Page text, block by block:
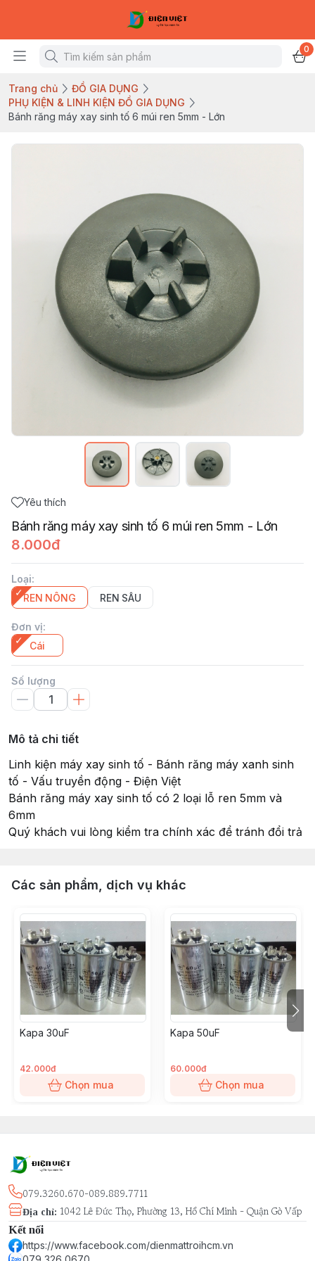
0
Trang chủ
ĐỒ GIA DỤNG
PHỤ KIỆN & LINH KIỆN ĐỒ GIA DỤNG
Bánh răng máy xay sinh tố 6 múi ren 5mm - Lớn
Yêu thích
Bánh răng máy xay sinh tố 6 múi ren 5mm - Lớn
8.000đ
Loại:
REN NÔNG
REN SÂU
Đơn vị:
Cái
Số lượng
Mô tả chi tiết
Linh kiện máy xay sinh tố - Bánh răng máy xanh sinh
tố - Vấu truyền động - Điện Việt
Bánh răng máy xay sinh tố có 2 loại lỗ ren 5mm và
6mm
Quý khách vui lòng kiểm tra chính xác để tránh đổi trả
Các sản phẩm, dịch vụ khác
Kapa 30uF
42.000đ
Chọn mua
Kapa 50uF
60.000đ
Chọn mua
079.3260.670-089.889.7711
Địa chỉ: 1042 Lê Đức Thọ, Phường 13, Hồ Chí Minh - Quận Gò Vấp
Kết nối
https://www.facebook.com/dienmattroihcm.vn